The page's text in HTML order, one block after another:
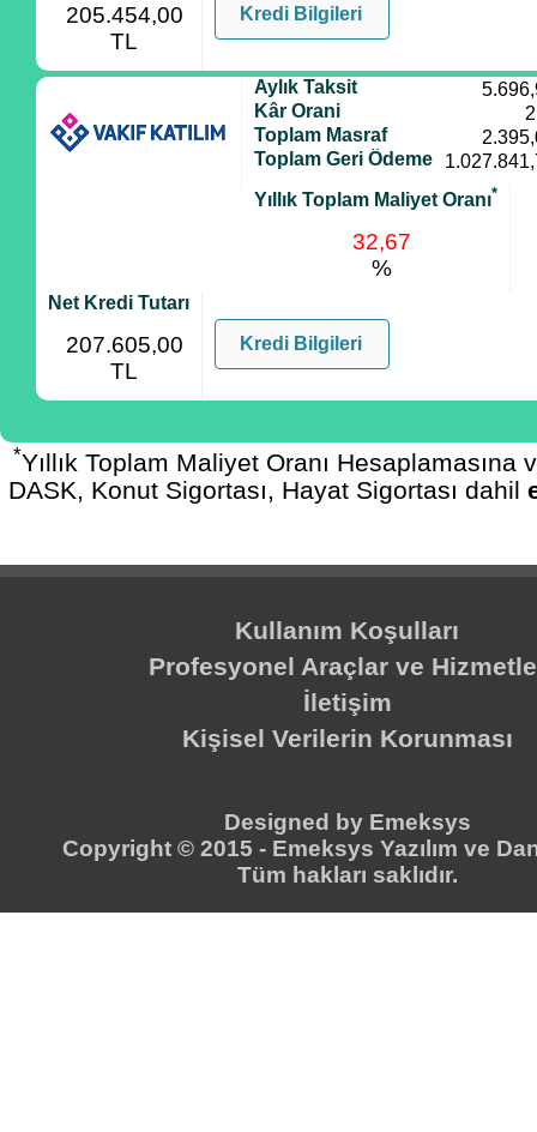
205.454,00
TL
Kredi Bilgileri
Aylık Taksit
Kâr Orani
Toplam Masraf
Toplam Geri Ödeme
Yıllık Toplam Maliyet Oranı*
32,67
%
Net Kredi Tutarı
207.605,00
TL
Kredi Bilgileri
*Yıllık Toplam Maliyet Oranı Hesaplamasına
DASK, Konut Sigortası, Hayat Sigortası dahil
Kullanım Koşulları
Profesyonel Araçlar ve
İletişim
Kişisel Verilerin Korunması
Designed by Emeksys
Copyright © 2015 - Emeksys Yazılım ve
Tüm hakları saklıdır.